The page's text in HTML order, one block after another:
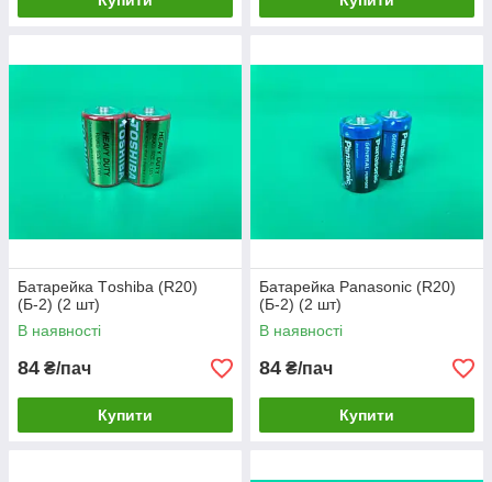
Батарейка Тoshiba (R20)
(Б-2) (2 шт)
В наявності
84 ₴/пач
Купити
Батарейка Panasonic (R20)
(Б-2) (2 шт)
В наявності
84 ₴/пач
Купити